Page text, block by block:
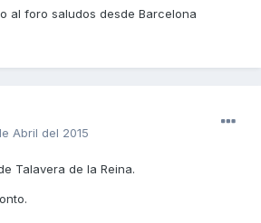
al foro saludos desde Barcelona
Abril del 2015
Talavera de la Reina.